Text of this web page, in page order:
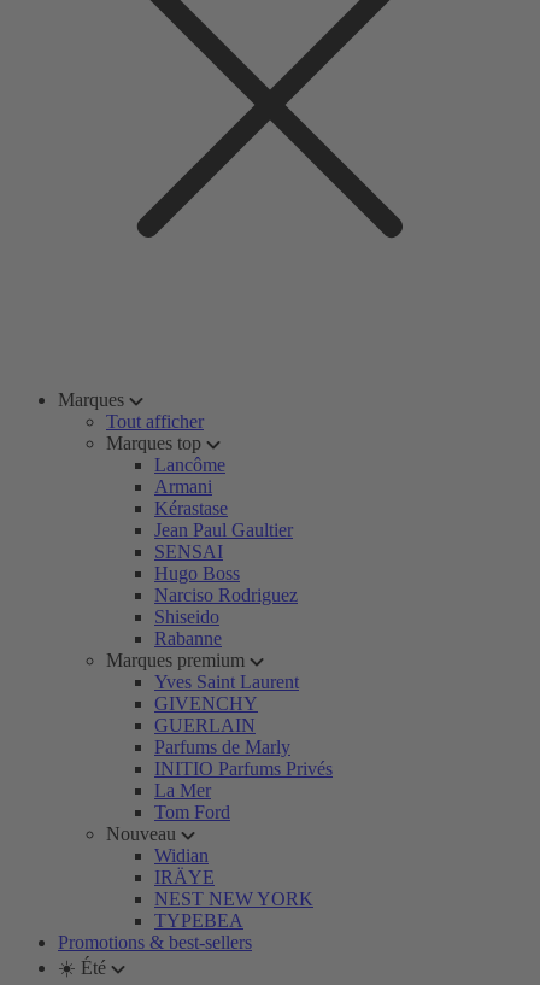
Marques
Tout afficher
Marques top
Lancôme
Armani
Kérastase
Jean Paul Gaultier
SENSAI
Hugo Boss
Narciso Rodriguez
Shiseido
Rabanne
Marques premium
Yves Saint Laurent
GIVENCHY
GUERLAIN
Parfums de Marly
INITIO Parfums Privés
La Mer
Tom Ford
Nouveau
Widian
IRÄYE
NEST NEW YORK
TYPEBEA
Promotions & best-sellers
☀️ Été